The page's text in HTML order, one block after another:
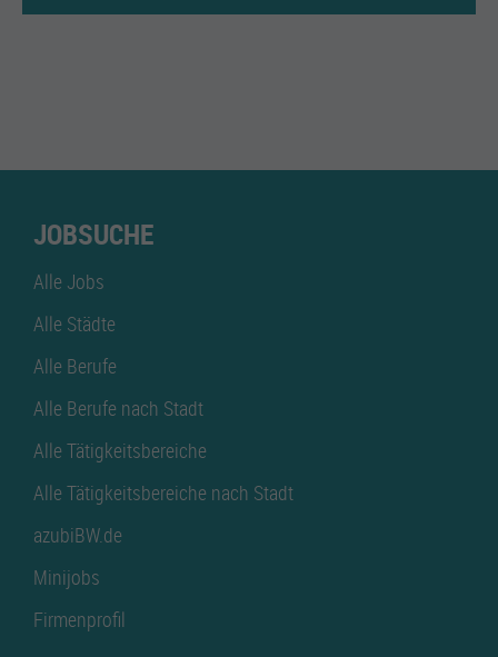
JOBSUCHE
Alle Jobs
Alle Städte
Alle Berufe
Alle Berufe nach Stadt
Alle Tätigkeitsbereiche
Alle Tätigkeitsbereiche nach Stadt
azubiBW.de
Minijobs
Firmenprofil